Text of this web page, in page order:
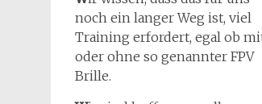
noch ein langer Weg ist, viel
Training erfordert, egal ob
oder ohne so genannter FPV
Brille.